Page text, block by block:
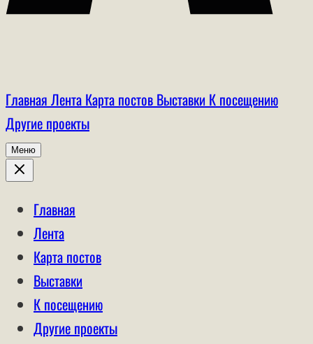
Главная Лента Карта постов Выставки К посещению
Другие проекты
Меню
Главная
Лента
Карта постов
Выставки
К посещению
Другие проекты